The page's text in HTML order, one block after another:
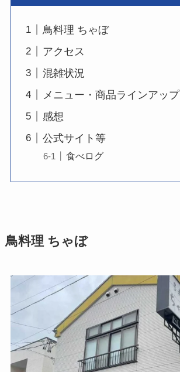
鳥料理 ちゃぼ
アクセス
混雑状況
メニュー・商品ラインアップ
感想
公式サイト等
食べログ
鳥料理 ちゃぼ